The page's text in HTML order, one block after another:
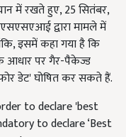
में रखते हुए, 25 सितंबर,
द्वारा मामले में
इसमें कहा गया है कि
आधार पर गैर-पैकेज्ड
डेट' घोषित कर सकते हैं.
to declare 'best
to declare ‘Best